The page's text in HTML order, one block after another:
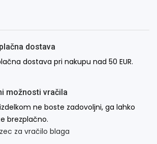
dostava
dostava pri nakupu nad 50 EUR.
možnosti vračila
ne boste zadovoljni, ga lahko
brezplačno.
za vračilo blaga